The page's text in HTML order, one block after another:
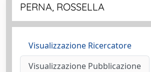
PERNA, ROSSELLA
Visualizzazione Ricercatore
Visualizzazione Pubblicazione